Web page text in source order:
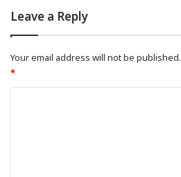
Leave a Reply
Your email address will not be published.
*